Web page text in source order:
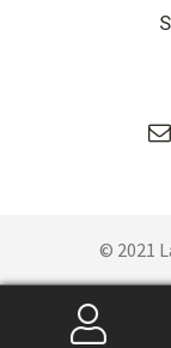
© 2021